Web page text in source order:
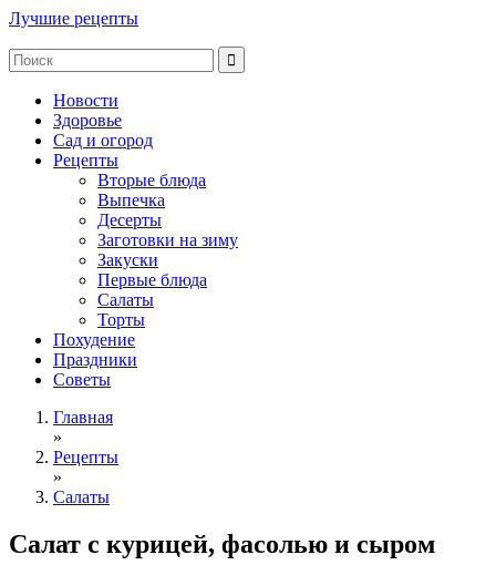
Лучшие рецепты
Новости
Здоровье
Сад и огород
Рецепты
Вторые блюда
Выпечка
Десерты
Заготовки на зиму
Закуски
Первые блюда
Салаты
Торты
Похудение
Праздники
Советы
Главная
»
Рецепты
»
Салаты
Салат с курицей, фасолью и сыром